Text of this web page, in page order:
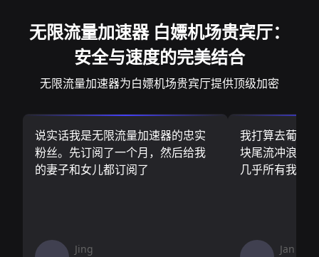
无限流量加速器 白嫖机场贵宾厅：
安全与速度的完美结合
无限流量加速器为白嫖机场贵宾厅提供顶级加密
说实话我是无限流量加速器的忠实
粉丝。先订阅了一个月，然后给我
的妻子和女儿都订阅了
Jing
我打算去葡萄
块尾流冲浪板
几乎所有我需
Jan V